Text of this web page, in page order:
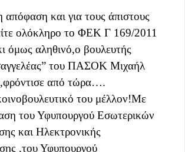
απόφαση και για τους άπιστους
ολόκληρο το ΦΕΚ Γ 169/2011
όμως αληθινό,ο βουλευτής
του ΠΑΣΟΚ Μιχαήλ
από τώρα….
του μέλλον!Με
του Υφυπουργού Εσωτερικών
και Ηλεκτρονικής
,του Υφυπουργού